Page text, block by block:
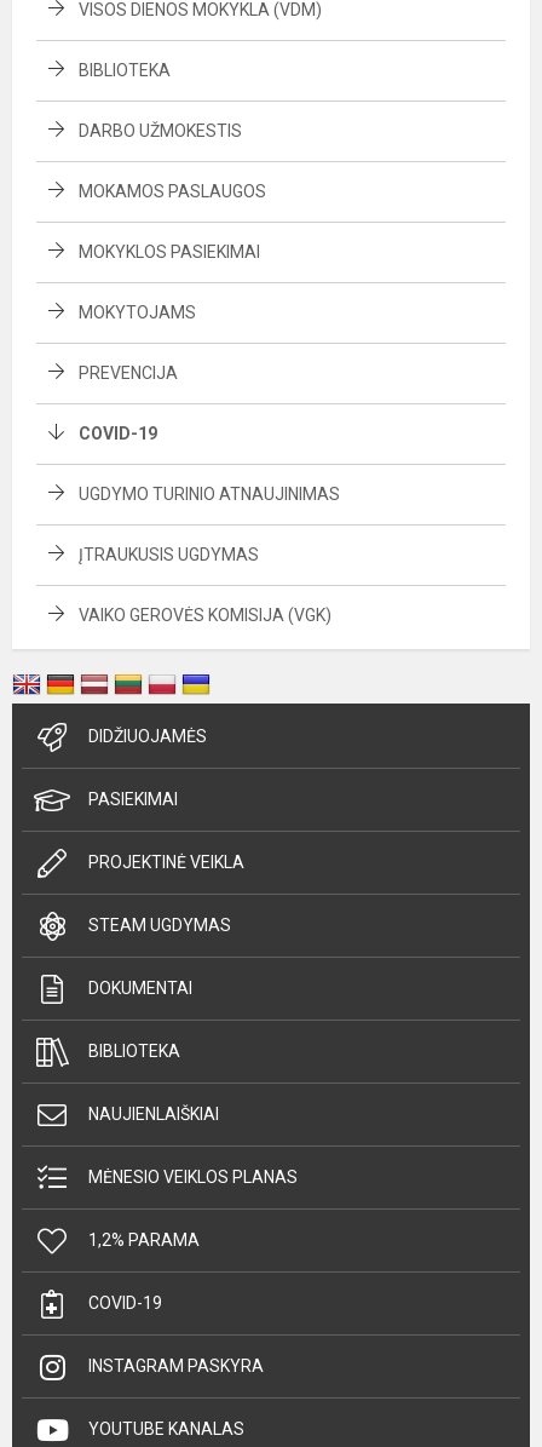
VISOS DIENOS MOKYKLA (VDM)
BIBLIOTEKA
DARBO UŽMOKESTIS
MOKAMOS PASLAUGOS
MOKYKLOS PASIEKIMAI
MOKYTOJAMS
PREVENCIJA
COVID-19
UGDYMO TURINIO ATNAUJINIMAS
ĮTRAUKUSIS UGDYMAS
VAIKO GEROVĖS KOMISIJA (VGK)
DIDŽIUOJAMĖS
PASIEKIMAI
PROJEKTINĖ VEIKLA
STEAM UGDYMAS
DOKUMENTAI
BIBLIOTEKA
NAUJIENLAIŠKIAI
MĖNESIO VEIKLOS PLANAS
1,2% PARAMA
COVID-19
INSTAGRAM PASKYRA
YOUTUBE KANALAS